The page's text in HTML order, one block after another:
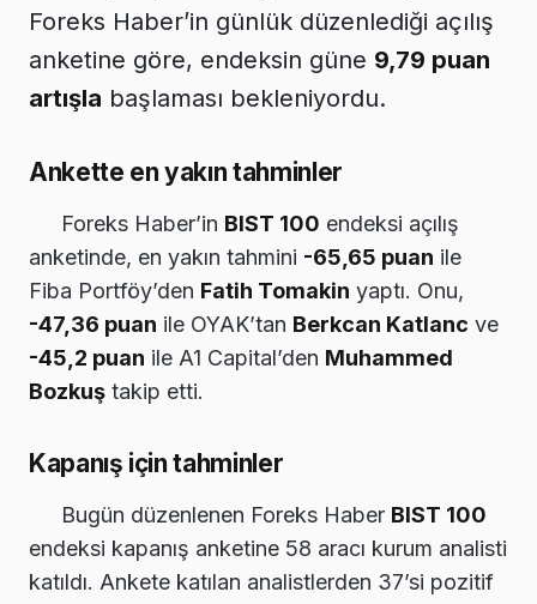
Foreks Haber’in günlük düzenlediği açılış
anketine göre, endeksin güne 9,79 puan
artışla başlaması bekleniyordu.
Ankette en yakın tahminler
Foreks Haber’in BIST 100 endeksi açılış
anketinde, en yakın tahmini -65,65 puan ile
Fiba Portföy’den Fatih Tomakin yaptı. Onu,
-47,36 puan ile OYAK’tan Berkcan Katlanc ve
-45,2 puan ile A1 Capital’den Muhammed
Bozkuş takip etti.
Kapanış için tahminler
Bugün düzenlenen Foreks Haber BIST 100
endeksi kapanış anketine 58 aracı kurum analisti
katıldı. Ankete katılan analistlerden 37’si pozitif